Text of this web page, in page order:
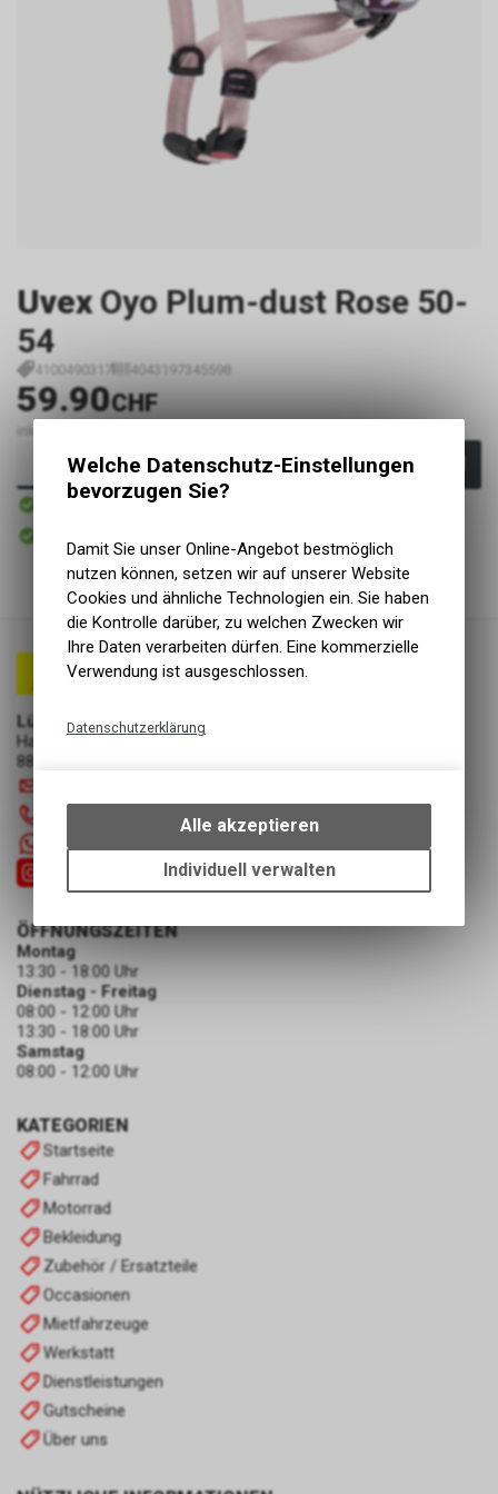
Uvex Oyo Plum-dust Rose 50-
54
4100490317 4043197345598
59.90CHF
inkl. MwSt., zzgl.
In den Warenkorb
Sofort verfügbar
Abholung Lüscher Motor- & Bike World
Lüscher Motor- & Bike World
Hauptstrasse 29a
8867 Niederurnen
+41 55 6103131
KATEGORIEN
Startseite
Fahrrad
Motorrad
Bekleidung
Zubehör / Ersatzteile
Occasionen
Mietfahrzeuge
Werkstatt
Dienstleistungen
Gutscheine
Über uns
ÖFFNUNGSZEITEN
Montag
13:30 - 18:00 Uhr
Dienstag - Freitag
08:00 - 12:00 Uhr
13:30 - 18:00 Uhr
Samstag
08:00 - 12:00 Uhr
Welche Datenschutz-Einstellungen
bevorzugen Sie?
Damit Sie unser Online-Angebot bestmöglich
nutzen können, setzen wir auf unserer Website
Cookies und ähnliche Technologien ein. Sie haben
die Kontrolle darüber, zu welchen Zwecken wir
Ihre Daten verarbeiten dürfen. Eine kommerzielle
Verwendung ist ausgeschlossen.
Datenschutzerklärung
bestimmte Interaktionen und
Einstellungen auf Ihrem Gerät,
um die grundlegenden
Funktionen unseres Online-
Alle akzeptieren
Individuell verwalten